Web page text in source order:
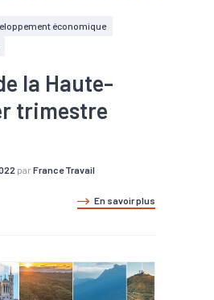
économique
la Haute-
trimestre
par France Travail
En savoir plus